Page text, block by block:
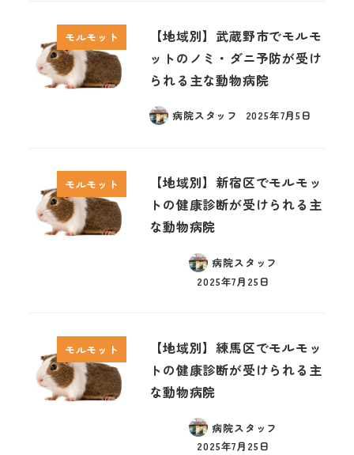
モルモット
【地域別】武蔵野市でモルモ
ットのノミ・ダニ予防が受け
られる主な動物病院
病院スタッフ 2025年7月5日
モルモット
【地域別】新宿区でモルモッ
トの健康診断が受けられる主
な動物病院
病院スタッフ
2025年7月25日
モルモット
【地域別】練馬区でモルモッ
トの健康診断が受けられる主
な動物病院
病院スタッフ
2025年7月25日